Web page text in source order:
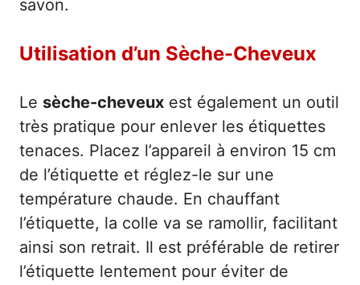
savon.
Utilisation d’un Sèche-Cheveux
Le sèche-cheveux est également un outil
très pratique pour enlever les étiquettes
tenaces. Placez l’appareil à environ 15 cm
de l’étiquette et réglez-le sur une
température chaude. En chauffant
l’étiquette, la colle va se ramollir, facilitant
ainsi son retrait. Il est préférable de retirer
l’étiquette lentement pour éviter de